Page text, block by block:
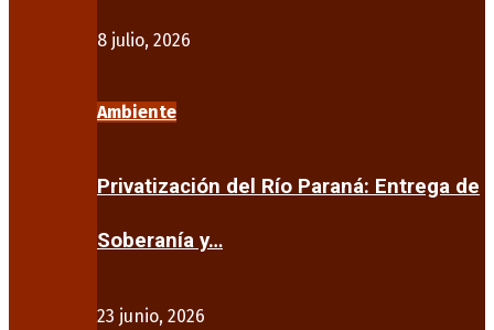
8 julio, 2026
Ambiente
Privatización del Río Paraná: Entrega de
Soberanía y…
23 junio, 2026